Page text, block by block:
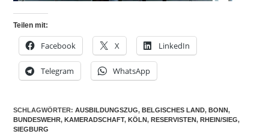
Teilen mit:
Facebook X LinkedIn
Telegram WhatsApp
SCHLAGWÖRTER:AUSBILDUNGSZUG, BELGISCHES LAND, BONN,
BUNDESWEHR, KAMERADSCHAFT, KÖLN, RESERVISTEN, RHEIN/SIEG,
SIEGBURG